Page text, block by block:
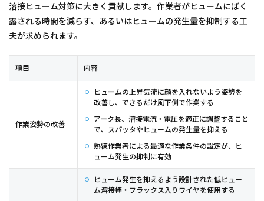
溶接ヒューム対策に大きく貢献します。作業者がヒュームにばく
露される時間を減らす、あるいはヒュームの発生量を抑制する工
夫が求められます。
項目 内容
作業姿勢の改善
ヒュームの上昇気流に顔を入れないよう姿勢を
改善し、できるだけ風下側で作業する
アーク長、溶接電流・電圧を適正に調整すること
で、スパッタやヒュームの発生量を抑える
熟練作業者による最適な作業条件の設定が、ヒ
ューム発生の抑制に有効
ヒューム発生を抑えるよう設計された低ヒュー
ム溶接棒・フラックス入りワイヤを使用する